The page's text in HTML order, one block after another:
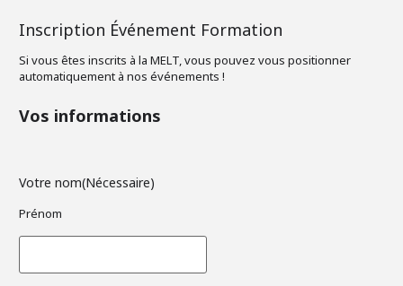
Inscription Événement Formation
Si vous êtes inscrits à la MELT, vous pouvez vous positionner
automatiquement à nos événements !
Vos informations
Votre nom(Nécessaire)
Prénom